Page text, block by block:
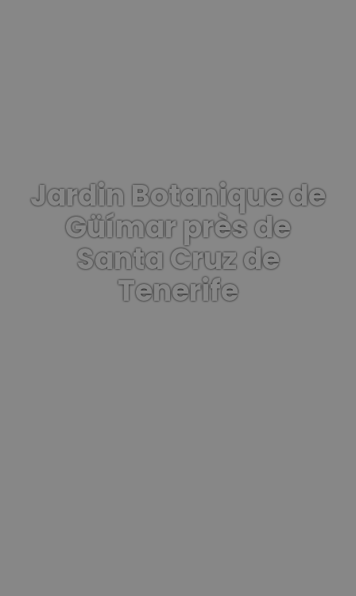
Jardin Botanique de
Güímar près de
Santa Cruz de
Tenerife